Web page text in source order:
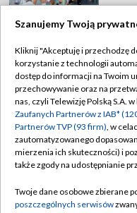
Szanujemy Twoją
Kliknij "Akceptuję i przechodzę
korzystanie z technologii
dostęp do informacji na Twoim
przechowywanie oraz na
nas, czyli Telewizję Polską S.A.
Zaufanych Partnerów z IAB*
Partnerów TVP (93 firm), w
zautomatyzowanego
mierzenia ich skuteczności) i
także zgody na udostępnianie
Twoje dane osobowe zbierane
poszczególnych serwisów